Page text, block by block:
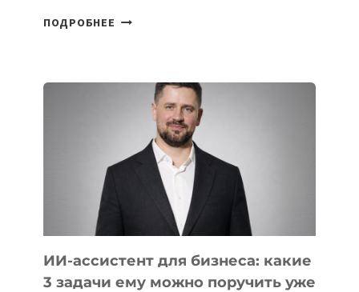
ПОДРОБНЕЕ
КОТОРЫЕ
РАЗВИВАЮТ
ТЕХНОЛОГИЧЕСКОЕ
ОБРАЗОВАНИЕ
ТАДЖИКИСТАНА
ИИ-ассистент для бизнеса: какие
3 задачи ему можно поручить уже